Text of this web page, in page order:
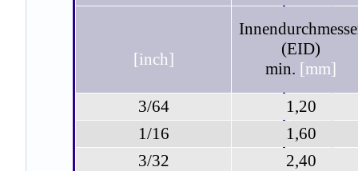
[inch]
(EID)
min. [mm]
3/64
1,20
1/16
1,60
3/32
2,40